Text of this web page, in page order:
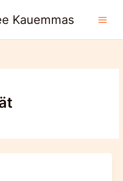
Kauemmas